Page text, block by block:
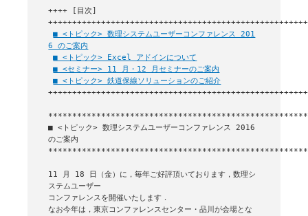
++++ [目次]
++++++++++++++++++++++++++++++++++++++++++++++++++++++
■ <トピック> 数理システムユーザーコンファレンス 201
6 のご案内
■ <トピック> Excel アドインについて
■ <セミナー> 11 月・12 月セミナーのご案内
■ <トピック> 鉄道保線ソリューションのご紹介
■ <トピック> 数理システムユーザーコンファレンス 2016
のご案内
11 月 18 日（金）に，毎年ご好評頂いております，数理シ
ステムユーザー
コンファレンスを開催いたします．
なお今年は，東京コンファレンスセンター・品川が会場とな